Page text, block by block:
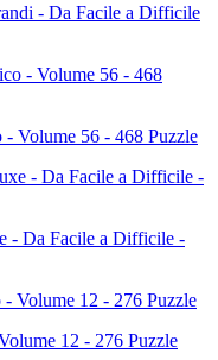
- Da Facile a Difficile
Volume 56 - 468 Puzzle
- Da Facile a Difficile -
12 - 276 Puzzle